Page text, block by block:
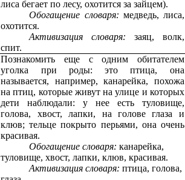
лиса бегает по лесу, охотится за зайцем).
Обогащение словаря: медведь, лиса,
охотится.
Активизация словаря: заяц, волк,
спит.
Познакомить еще с одним обитателем
уголка при роды: это птица, она
называется, например, канарейка, похожа
на птиц, которые живут на улице и которых
дети наблюдали: у нее есть туловище,
голова, хвост, лапки, на голове глаза и
клюв; тельце покрыто перьями, она очень
красивая.
Обогащение словаря: канарейка,
туловище, хвост, лапки, клюв, красивая.
Активизация словаря: птица, голова,